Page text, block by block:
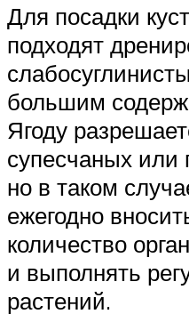
Для посадки
подходят
большим
Ягоду
супесчаных или
но в таком
ежегодно
количество
и выполнять
растений.